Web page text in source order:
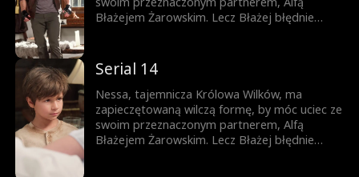
Błażejem Żarowskim. Lecz Błażej błędnie
Dopiero gdy życie ich syna jest zagrożone,
pojawia się szansa, by Błażej zrozumiał
prawdę – lecz czy nie będzie już za późno?
Serial 14
Nessa, tajemnicza Królowa Wilków, ma
zapieczętowaną wilczą formę, by móc uciec ze
swoim przeznaczonym partnerem, Alfą
Błażejem Żarowskim. Lecz Błażej błędnie